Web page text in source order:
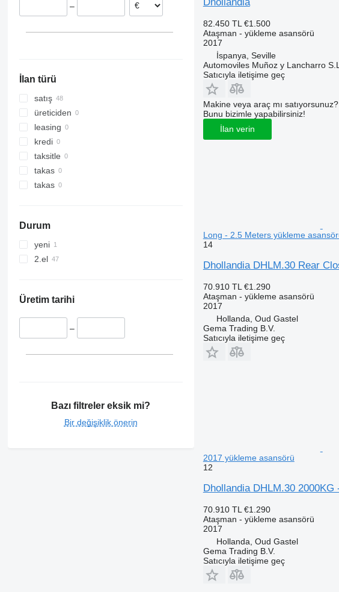
Portekiz
–
İlan türü
satış
üreticiden
leasing
kredi
taksitle
takas
takas
Durum
yeni
2.el
Üretim tarihi
–
Bazı filtreler eksik mi?
Bir değişiklik önerin
82.450 TL €1.500
Ataşman - yükleme asansörü
2017
İspanya, Seville
Automoviles Muñoz y Lancharro S.L
Satıcıyla iletişime geç
Makine veya araç mı satıyorsunuz?
Bunu bizimle yapabilirsiniz!
İlan verin
Long - 2.5 Meters yükleme
14
Dhollandia DHLM.30 Rear
70.910 TL €1.290
Ataşman - yükleme asansörü
2017
Hollanda, Oud Gastel
Gema Trading B.V.
Satıcıyla iletişime geç
2017 yükleme asansörü
12
Dhollandia DHLM.30
70.910 TL €1.290
Ataşman - yükleme asansörü
2017
Hollanda, Oud Gastel
Gema Trading B.V.
Satıcıyla iletişime geç